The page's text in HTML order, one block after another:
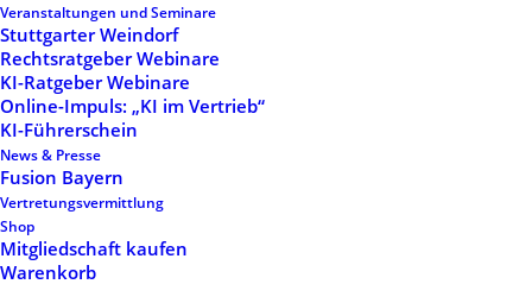
Veranstaltungen und Seminare
Stuttgarter Weindorf
Rechtsratgeber Webinare
KI-Ratgeber Webinare
Online-Impuls: „KI im Vertrieb“
KI-Führerschein
News & Presse
Fusion Bayern
Vertretungsvermittlung
Shop
Mitgliedschaft kaufen
Warenkorb
Leistungen
Leistungen
Netzwerk & Events